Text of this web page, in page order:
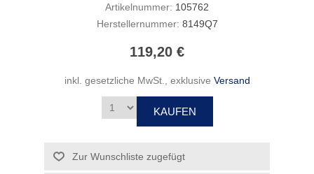
Artikelnummer: 105762
Herstellernummer: 8149Q7
119,20 €
inkl. gesetzliche MwSt., exklusive Versand